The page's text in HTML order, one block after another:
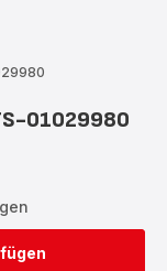
01029980